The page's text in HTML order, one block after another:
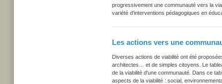
progressivement une communauté vers la
variété d'interventions pédagogiques en
Les actions vers une
Diverses actions de viabilité ont été
architectes… et de simples citoyens. Le
de la viabilité d'une communauté. Dans ce
aspects de la viabilité : social,